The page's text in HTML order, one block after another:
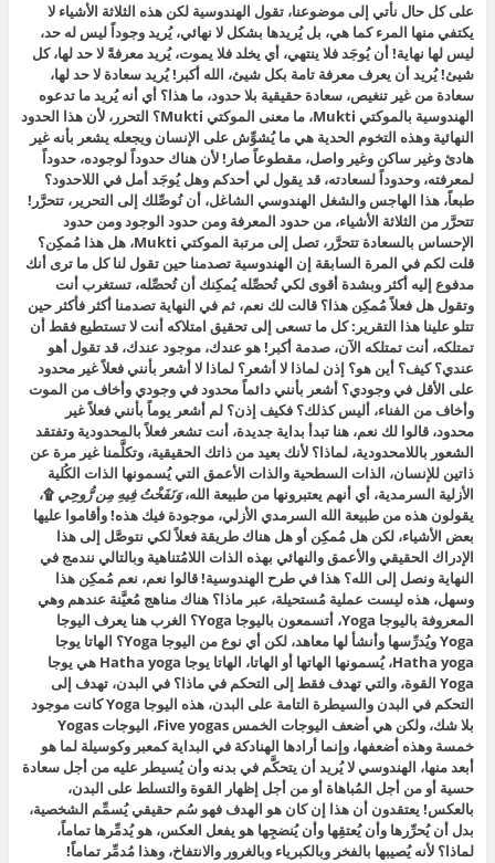
على كل حال نأتي إلى موضوعنا، تقول الهندوسية لكن هذه الثلاثة الأشياء لا
يكتفي منها المرء كما هي، بل يُريدها بشكل لا نهائي، يُريد وجوداً ليس له حد،
ليس لها نهاية! أن يُوجَد فلا ينتهي، أي يخلد فلا يموت، يُريد معرفةً لا حد لها، كل
شيئ! يُريد أن يعرف معرفة تامة بكل شيئ، الله أكبر! يُريد سعادة لا حد لها،
سعادة من غير تنغيص، سعادة حقيقية بلا حدود، ما هذا؟ أي أنه يُريد ما تدعوه
الهندوسية بالموكتي Mukti، ما معنى الموكتي Mukti؟ التحرر، لأن هذا الحدود
النهائية وهذه التخوم الحدية هي ما يُشوِّش على الإنسان ويجعله يشعر بأنه غير
هادئ وغير ساكن وغير واصل، مقطوعاً صار! لأن هناك حدوداً لوجوده، حدوداً
لمعرفته، وحدوداً لسعادته، قد يقول لي أحدكم وهل يُوجَد أمل في اللاحدود؟
طبعاً، هذا الهاجس والشغل الهندوسي الشاغل، أن نُوصِّلك إلى التحرير، تتحرَّر!
تتحرَّر من الثلاثة الأشياء، من حدود المعرفة ومن حدود الوجود ومن حدود
الإحساس بالسعادة تتحرَّر، تصل إلى مرتبة الموكتي Mukti، هل هذا مُمكِن؟
قلت لكم في المرة السابقة إن الهندوسية تصدمنا حين تقول لنا كل ما ترى أنك
مدفوع إليه أكثر وبشدة أقوى لكي تُحصِّله يُمكِنك أن تُحصِّله، تستغرب أنت
وتقول هل فعلاً مُمكِن هذا؟ قالت لك نعم، ثم في النهاية تصدمنا أكثر فأكثر حين
تتلو علينا هذا التقرير: كل ما تسعى إلى تحقيق امتلاكه أنت لا تستطيع فقط أن
تمتلكه، أنت تمتلكه الآن، صدمة أكبر! هو عندك، موجود عندك، قد تقول أهو
عندي؟ كيف؟ أين هو؟ إذن لماذا لا أشعر؟ لماذا لا أشعر بأنني فعلاً غير محدود
على الأقل في وجودي؟ أشعر بأنني دائماً محدود في وجودي وأخاف من الموت
وأخاف من الفناء، أليس كذلك؟ فكيف إذن؟ لم أشعر يوماً بأنني فعلاً غير
محدود، قالوا لك نعم، هنا تبدأ بداية جديدة، أنت تشعر فعلاً بالمحدودية وتفتقد
الشعور باللامحدودية، لماذا؟ لأنك بعيد من ذاتك الحقيقية، وتكلَّمنا غير مرة عن
ذاتين للإنسان، الذات السطحية والذات الأعمق التي يُسمونها الذات الكُلية
الأزلية السرمدية، أي أنهم يعتبرونها من طبيعة الله،وَنَفَخْتُ فِيهِ مِن رُّوحِي ۩،
يقولون هذه من طبيعة الله السرمدي الأزلي، موجودة فيك هذه! وأقاموا عليها
بعض الأشياء، لكن هل مُمكِن أو هل هناك طريقة فعلاً لكي نتوصَّل إلى هذا
الإدراك الحقيقي والأعمق والنهائي بهذه الذات اللامُتناهية وبالتالي نندمج في
النهاية ونصل إلى الله؟ هذا في طرح الهندوسية! قالوا نعم، نعم مُمكِن هذا
وسهل، هذه ليست عملية مُستحيلة، عبر ماذا؟ هناك مناهج مُعيَّنة عندهم وهي
المعروفة باليوجا Yoga، أتسمعون باليوجا Yoga؟ الغرب هنا يعرف اليوجا
Yoga ويُدرِّسها وأنشأ لها معاهد، لكن أي نوع من اليوجا Yoga؟ الهاتا يوجا
Hatha yoga، يُسمونها الهاتها أو الهاتا، الهاتا يوجا Hatha yoga هي يوجا
Yoga القوة، والتي تهدف فقط إلى التحكم في ماذا؟ في البدن، تهدف إلى
التحكم في البدن والسيطرة التامة على البدن، هذه اليوجا Yoga كانت موجود
بلا شك، ولكن هي أضعف اليوجات الخمس Five yogas، اليوجات Yogas
خمسة وهذه أضعفها، وإنما أرادها الهنادكة في البداية كمعبر وكوسيلة لما هو
أبعد منها، الهندوسي لا يُريد أن يتحكَّم في بدنه وأن يُسيطر عليه من أجل سعادة
حسية أو من أجل المُباهاة أو من أجل إظهار القوة والتسلط على البدن،
بالعكس! يعتقدون أن هذا إن كان هو الهدف فهو سُم حقيقي يُسمِّم الشخصية،
بدل أن يُحرِّرها وأن يُعتقِها وأن يُنضجِها هو يفعل العكس، هو يُدمِّرها تماماً،
لماذا؟ لأنه يُصيبها بالفخر وبالكبرياء وبالغرور والانتفاخ، وهذا مُدمِّر تماماً!